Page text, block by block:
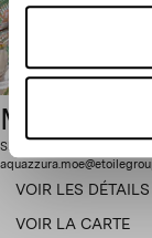
Mall of
Sheikh Zayed Rd - Al
VOIR LES DÉTAILS
VOIR LA CARTE